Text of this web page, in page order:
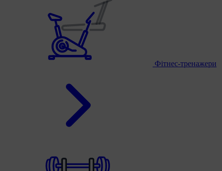
Фітнес-тренажери